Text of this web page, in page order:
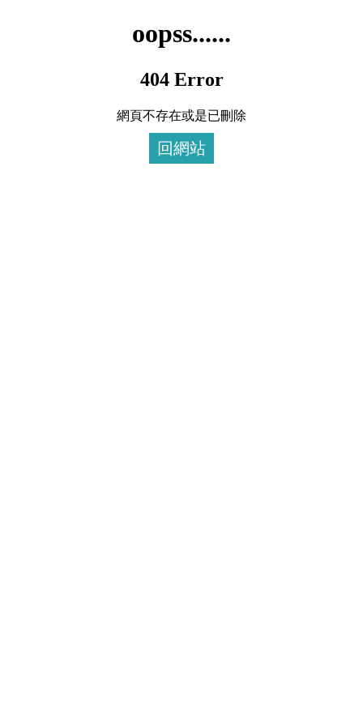
oopss......
404 Error
網頁不存在或是已刪除
回網站